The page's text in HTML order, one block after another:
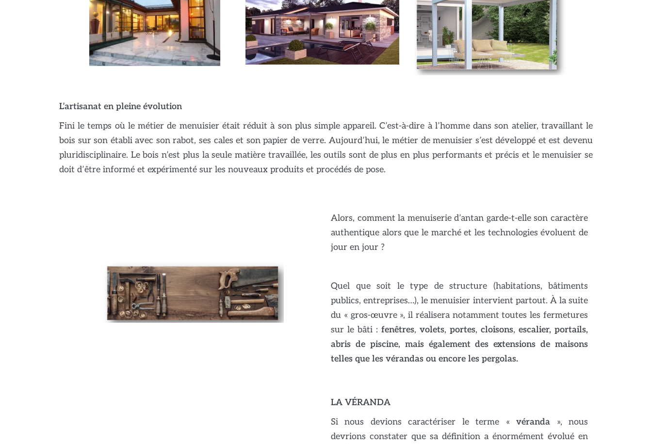
L’artisanat en pleine évolution
Fini le temps où le métier de menuisier était réduit à son plus simple appareil. C’est-à-dire à l’homme dans son atelier, travaillant le
bois sur son établi avec son rabot, ses cales et son papier de verre. Aujourd’hui, le métier de menuisier s’est développé et est devenu
pluridisciplinaire. Le bois n’est plus la seule matière travaillée, les outils sont de plus en plus performants et précis et le menuisier se
doit d’être informé et expérimenté sur les nouveaux produits et procédés de pose.
Alors, comment la menuiserie d’antan garde-t-elle son caractère
authentique alors que le marché et les technologies évoluent de
jour en jour ?
Quel que soit le type de structure (habitations, bâtiments
publics, entreprises…), le menuisier intervient partout. À la suite
du « gros-œuvre », il réalisera notamment toutes les fermetures
sur le bâti : fenêtres, volets, portes, cloisons, escalier, portails,
abris de piscine, mais également des extensions de maisons
telles que les vérandas ou encore les pergolas.
LA VÉRANDA
Si nous devions caractériser le terme «véranda », nous
devrions constater que sa définition a énormément évolué en